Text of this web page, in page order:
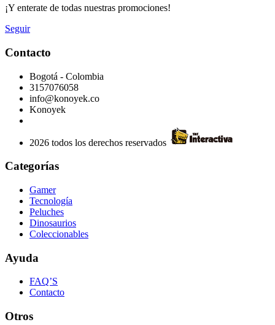
¡Y enterate de todas nuestras promociones!
Seguir
Contacto
Bogotá - Colombia
3157076058
info@konoyek.co
Konoyek
2026 todos los derechos reservados
Categorías
Gamer
Tecnología
Peluches
Dinosaurios
Coleccionables
Ayuda
FAQ’S
Contacto
Otros